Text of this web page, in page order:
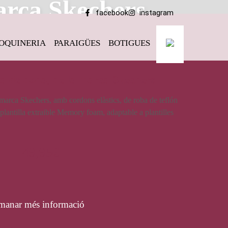
facebook instagram
PARAIGÜES BOTIGUES
Skechers
Skechers, amb cordons elàstics, de roba de teflón
extraible Memory foam, adaptable a plantilles
més informació